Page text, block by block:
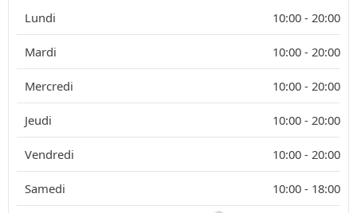
Lundi 10:00 - 20:00
Mardi 10:00 - 20:00
Mercredi 10:00 - 20:00
Jeudi 10:00 - 20:00
Vendredi 10:00 - 20:00
Samedi 10:00 - 18:00